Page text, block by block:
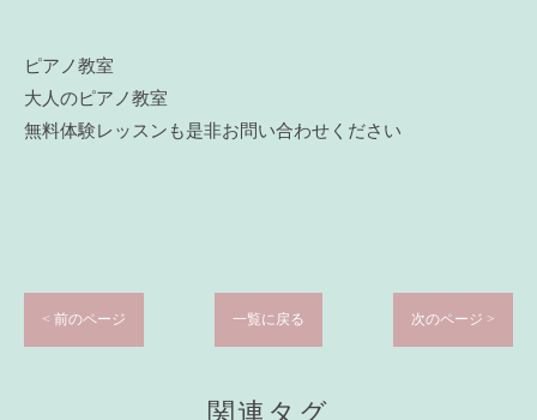
ピアノ教室
大人のピアノ教室
無料体験レッスンも是非お問い合わせください
< 前のページ 一覧に戻る 次のページ >